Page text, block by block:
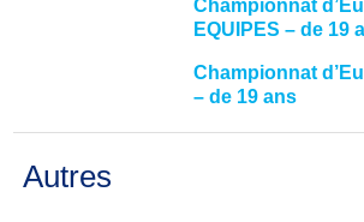
Championnat
EQUIPES – de 19
Championnat
– de 19 ans
Autres